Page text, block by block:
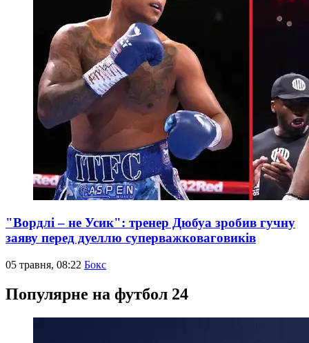
"Вордлі – не Усик": тренер Дюбуа зробив гучну
заяву перед дуеллю суперважковаговиків
05 травня, 08:22 Бокс
Популярне на футбол 24